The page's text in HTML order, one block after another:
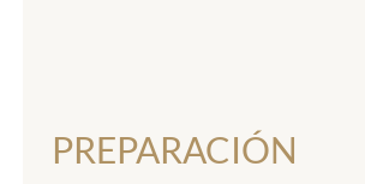
PREPARACIÓN